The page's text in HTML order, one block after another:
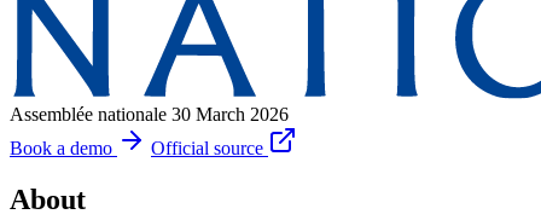
Assemblée nationale 30 March 2026
Book a demo
Official source
About